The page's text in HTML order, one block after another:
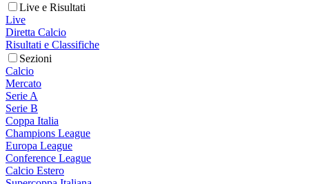
Live e Risultati
Live
Diretta Calcio
Risultati e Classifiche
Sezioni
Calcio
Mercato
Serie A
Serie B
Coppa Italia
Champions League
Europa League
Conference League
Calcio Estero